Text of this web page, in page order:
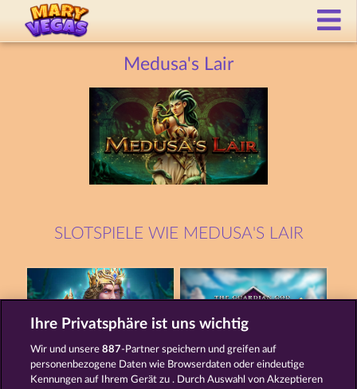
Medusa's Lair
SLOTSPIELE WIE MEDUSA'S LAIR
Poseidon's Rising
Ihre Privatsphäre ist uns wichtig
Wir und unsere887-Partner speichern und greifen auf
personenbezogene Daten wie Browserdaten oder eindeutige
Kennungen auf Ihrem Gerät zu . Durch Auswahl von Akzeptieren